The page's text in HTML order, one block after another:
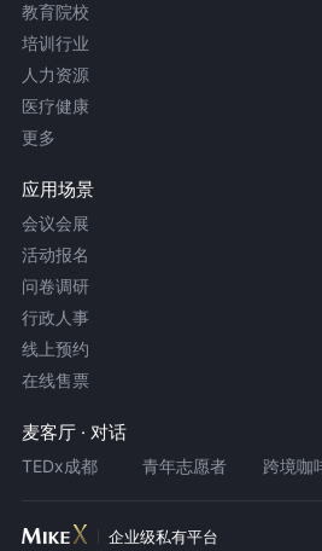
教育院校
培训行业
人力资源
医疗健康
更多
应用场景
会议会展
活动报名
问卷调研
行政人事
线上预约
在线售票
麦客厅 · 对话
TEDx成都 青年志愿者 跨境咖
企业级私有平台